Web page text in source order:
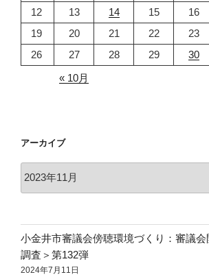
12
13 14 15 16
19
20 21 22 23
26
27 28 29
30
« 10月
アーカイブ
ブ
小金井市審議会傍聴環境づくり：審議
調査＞第132弾
2024年7月11日